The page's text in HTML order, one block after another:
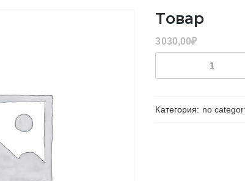
Товар
3030,00₽
Категория: no